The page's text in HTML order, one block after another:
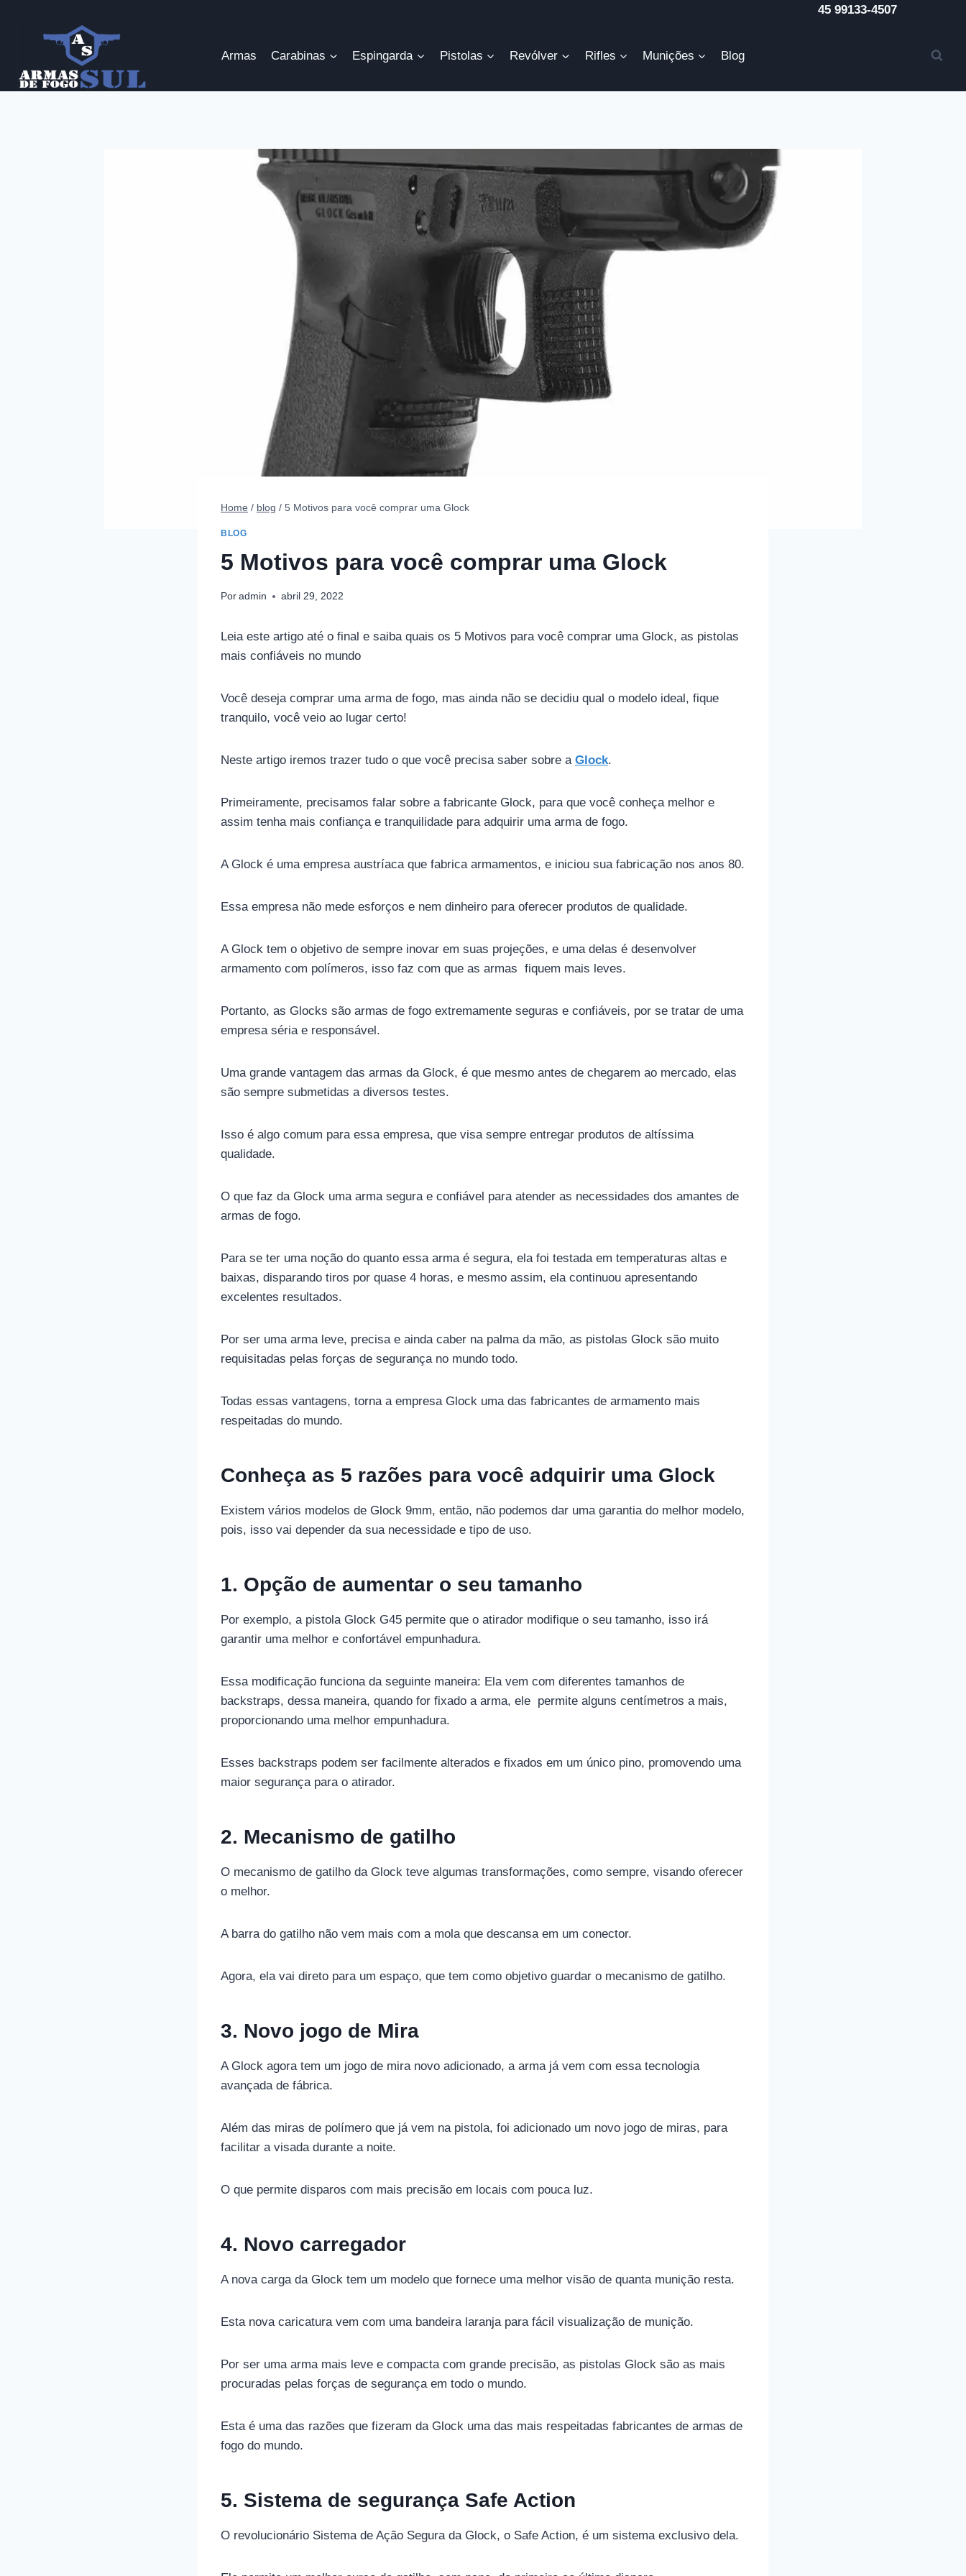
Conteúdo
45 99133-4507
Armas Carabinas Espingarda Pistolas Revólver Rifles Munições Blog
Home / blog / 5 Motivos para você comprar uma Glock
BLOG
5 Motivos para você comprar uma Glock
Por admin abril 29, 2022
Leia este artigo até o final e saiba quais os 5 Motivos para você comprar uma Glock, as pistolas
mais confiáveis no mundo
Você deseja comprar uma arma de fogo, mas ainda não se decidiu qual o modelo ideal, fique
tranquilo, você veio ao lugar certo!
Neste artigo iremos trazer tudo o que você precisa saber sobre a Glock.
Primeiramente, precisamos falar sobre a fabricante Glock, para que você conheça melhor e
assim tenha mais confiança e tranquilidade para adquirir uma arma de fogo.
A Glock é uma empresa austríaca que fabrica armamentos, e iniciou sua fabricação nos anos 80.
Essa empresa não mede esforços e nem dinheiro para oferecer produtos de qualidade.
A Glock tem o objetivo de sempre inovar em suas projeções, e uma delas é desenvolver
armamento com polímeros, isso faz com que as armas fiquem mais leves.
Portanto, as Glocks são armas de fogo extremamente seguras e confiáveis, por se tratar de uma
empresa séria e responsável.
Uma grande vantagem das armas da Glock, é que mesmo antes de chegarem ao mercado, elas
são sempre submetidas a diversos testes.
Isso é algo comum para essa empresa, que visa sempre entregar produtos de altíssima
qualidade.
O que faz da Glock uma arma segura e confiável para atender as necessidades dos amantes de
armas de fogo.
Para se ter uma noção do quanto essa arma é segura, ela foi testada em temperaturas altas e
baixas, disparando tiros por quase 4 horas, e mesmo assim, ela continuou apresentando
excelentes resultados.
Por ser uma arma leve, precisa e ainda caber na palma da mão, as pistolas Glock são muito
requisitadas pelas forças de segurança no mundo todo.
Todas essas vantagens, torna a empresa Glock uma das fabricantes de armamento mais
respeitadas do mundo.
Conheça as 5 razões para você adquirir uma Glock
Existem vários modelos de Glock 9mm, então, não podemos dar uma garantia do melhor modelo,
pois, isso vai depender da sua necessidade e tipo de uso.
1. Opção de aumentar o seu tamanho
Por exemplo, a pistola Glock G45 permite que o atirador modifique o seu tamanho, isso irá
garantir uma melhor e confortável empunhadura.
Essa modificação funciona da seguinte maneira: Ela vem com diferentes tamanhos de
backstraps, dessa maneira, quando for fixado a arma, ele permite alguns centímetros a mais,
proporcionando uma melhor empunhadura.
Esses backstraps podem ser facilmente alterados e fixados em um único pino, promovendo uma
maior segurança para o atirador.
2. Mecanismo de gatilho
O mecanismo de gatilho da Glock teve algumas transformações, como sempre, visando oferecer
o melhor.
A barra do gatilho não vem mais com a mola que descansa em um conector.
Agora, ela vai direto para um espaço, que tem como objetivo guardar o mecanismo de gatilho.
3. Novo jogo de Mira
A Glock agora tem um jogo de mira novo adicionado, a arma já vem com essa tecnologia
avançada de fábrica.
Além das miras de polímero que já vem na pistola, foi adicionado um novo jogo de miras, para
facilitar a visada durante a noite.
O que permite disparos com mais precisão em locais com pouca luz.
4. Novo carregador
A nova carga da Glock tem um modelo que fornece uma melhor visão de quanta munição resta.
Esta nova caricatura vem com uma bandeira laranja para fácil visualização de munição.
Por ser uma arma mais leve e compacta com grande precisão, as pistolas Glock são as mais
procuradas pelas forças de segurança em todo o mundo.
Esta é uma das razões que fizeram da Glock uma das mais respeitadas fabricantes de armas de
fogo do mundo.
5. Sistema de segurança Safe Action
O revolucionário Sistema de Ação Segura da Glock, o Safe Action, é um sistema exclusivo dela.